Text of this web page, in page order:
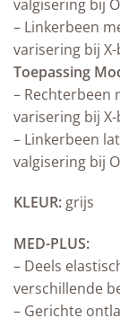
valgisering bij
– Linkerbeen
varisering bij
Toepassing
– Rechterbeen
varisering bij
– Linkerbeen
valgisering bij
KLEUR:grijs
MED-PLUS:
– Deels
verschillende
– Gerichte